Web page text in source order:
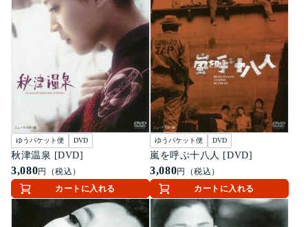
ゆうパケット便 DVD
秋津温泉 [DVD]
3,080円（税込）
カートに入れる
ゆうパケット便 DVD
嵐を呼ぶ十八人 [DVD]
3,080円（税込）
カートに入れる